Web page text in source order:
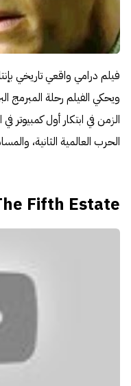
ويحكي الفيلم رحلة المبرمج
الزمن في ابتكار أول كمبيوتر
الحرب العالمية الثانية،
Fifth Estate